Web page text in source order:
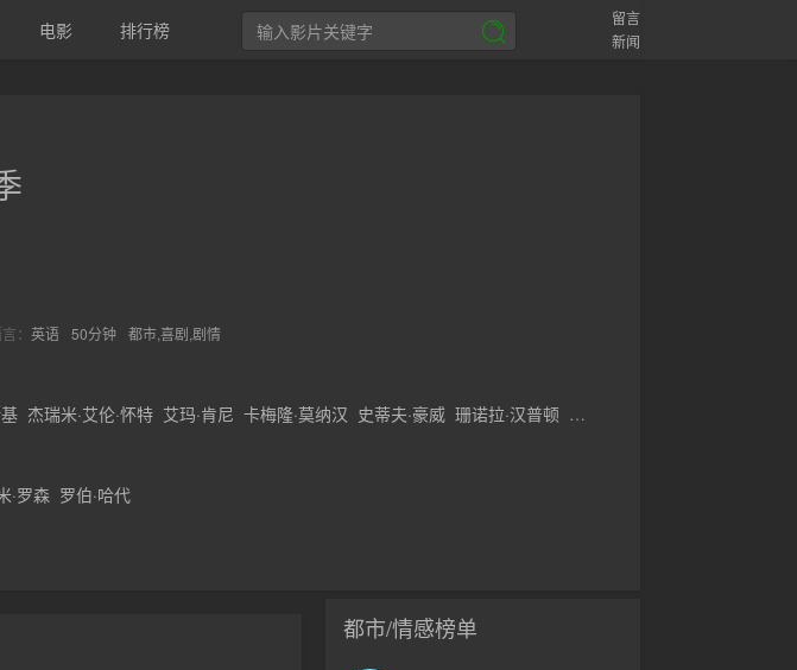
电影 排行榜
留言
新闻
： 英语 50分钟 都市,喜剧,剧情
杰瑞米·艾伦·怀特 艾玛·肯尼 卡梅隆·莫纳汉 史蒂夫·豪威 珊诺拉·汉普顿
·罗森 罗伯·哈代
都市/情感榜单